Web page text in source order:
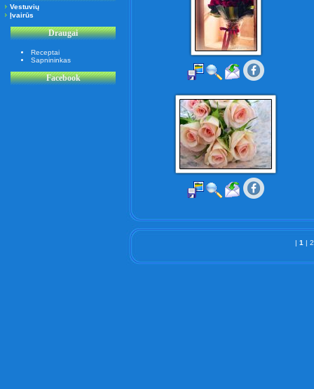
Vestuvių
Įvairūs
Draugai
Receptai
Sapnininkas
Facebook
| 1 |